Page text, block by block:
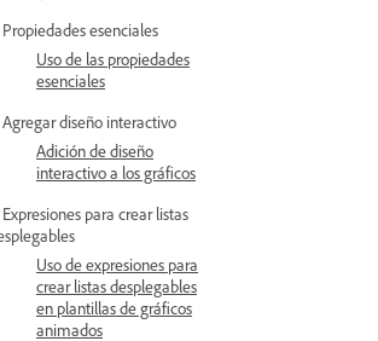
Propiedades esenciales
Uso de las propiedades
esenciales
Agregar diseño interactivo
Adición de diseño
interactivo a los gráficos
Expresiones para crear listas
Uso de expresiones para
crear listas desplegables
en plantillas de gráficos
animados